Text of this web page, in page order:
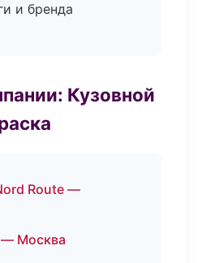
и бренда
Кузовной
Route —
— Москва